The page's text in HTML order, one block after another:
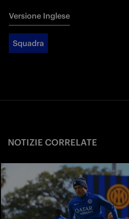
Versione Inglese
Squadra
NOTIZIE CORRELATE